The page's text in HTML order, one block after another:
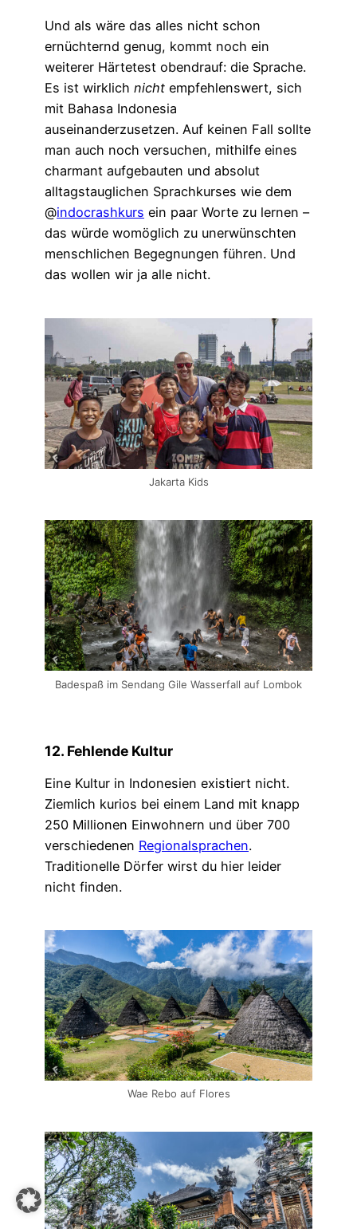
Und als wäre das alles nicht schon
ernüchternd genug, kommt noch ein
weiterer Härtetest obendrauf: die Sprache.
Es ist wirklich nicht empfehlenswert, sich
mit Bahasa Indonesia
auseinanderzusetzen. Auf keinen Fall sollte
man auch noch versuchen, mithilfe eines
charmant aufgebauten und absolut
alltagstauglichen Sprachkurses wie dem
@indocrashkurs ein paar Worte zu lernen –
das würde womöglich zu unerwünschten
menschlichen Begegnungen führen. Und
das wollen wir ja alle nicht.
Jakarta Kids
Badespaß im Sendang Gile Wasserfall auf Lombok
12. Fehlende Kultur
Eine Kultur in Indonesien existiert nicht.
Ziemlich kurios bei einem Land mit knapp
250 Millionen Einwohnern und über 700
verschiedenen Regionalsprachen.
Traditionelle Dörfer wirst du hier leider
nicht finden.
Wae Rebo auf Flores